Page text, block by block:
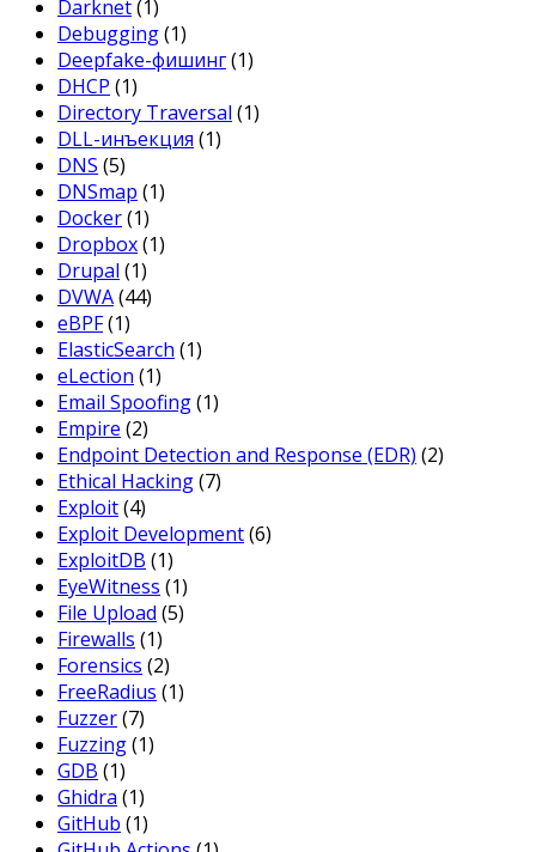
Darknet(1)
Debugging(1)
Deepfake-фишинг(1)
DHCP (1)
Directory Traversal (1)
DLL-инъекция (1)
DNS (5)
DNSmap (1)
Docker(1)
Dropbox(1)
Drupal (1)
DVWA(44)
eBPF(1)
ElasticSearch (1)
eLection (1)
Email Spoofing(1)
Empire (2)
Endpoint Detection and Response (EDR) (2)
Ethical Hacking(7)
Exploit(4)
Exploit Development(6)
ExploitDB (1)
EyeWitness (1)
File Upload (5)
Firewalls (1)
Forensics (2)
FreeRadius (1)
Fuzzer(7)
Fuzzing(1)
GDB (1)
Ghidra (1)
GitHub (1)